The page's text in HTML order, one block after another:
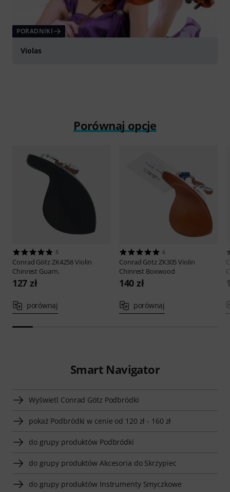
PORADNIKI
Violas
Porównaj opcje
5
Conrad GötzZK4258 Violin
Chinrest Guarn.
127 zł
porównaj
6
Conrad GötzZK305 Violin
Chinrest Boxwood
140 zł
porównaj
Smart Navigator
Wyświetl Conrad Götz Podbródki
pokaż Podbródki w cenie od 120 zł - 160 zł
do grupy produktów Podbródki
do grupy produktów Akcesoria do Skrzypiec
do grupy produktów Instrumenty Smyczkowe